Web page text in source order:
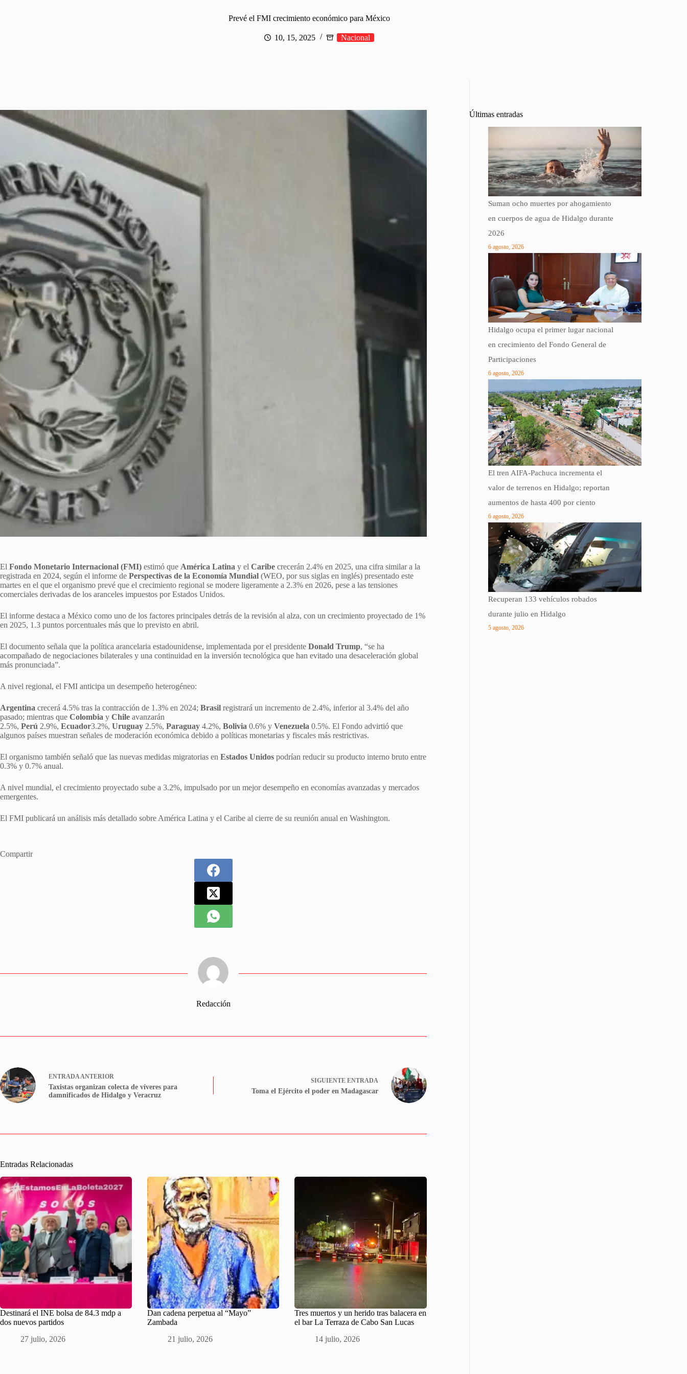
Prevé el FMI crecimiento económico para México
10, 15, 2025 Nacional
El Fondo Monetario Internacional (FMI) estimó que América Latina y el Caribe crecerán 2.4% en 2025, una cifra similar a la
registrada en 2024, según el informe de Perspectivas de la Economía Mundial (WEO, por sus siglas en inglés) presentado este
martes en el que el organismo prevé que el crecimiento regional se modere ligeramente a 2.3% en 2026, pese a las tensiones
comerciales derivadas de los aranceles impuestos por Estados Unidos.
El informe destaca a México como uno de los factores principales detrás de la revisión al alza, con un crecimiento proyectado de 1%
en 2025, 1.3 puntos porcentuales más que lo previsto en abril.
El documento señala que la política arancelaria estadounidense, implementada por el presidente Donald Trump, “se ha
acompañado de negociaciones bilaterales y una continuidad en la inversión tecnológica que han evitado una desaceleración global
más pronunciada”.
A nivel regional, el FMI anticipa un desempeño heterogéneo:
Argentina crecerá 4.5% tras la contracción de 1.3% en 2024; Brasil registrará un incremento de 2.4%, inferior al 3.4% del año
pasado; mientras que Colombia y Chile avanzarán
2.5%, Perú 2.9%, Ecuador3.2%, Uruguay 2.5%, Paraguay 4.2%, Bolivia 0.6% y Venezuela 0.5%. El Fondo advirtió que
algunos países muestran señales de moderación económica debido a políticas monetarias y fiscales más restrictivas.
El organismo también señaló que las nuevas medidas migratorias en Estados Unidos podrían reducir su producto interno bruto entre
0.3% y 0.7% anual.
A nivel mundial, el crecimiento proyectado sube a 3.2%, impulsado por un mejor desempeño en economías avanzadas y mercados
emergentes.
El FMI publicará un análisis más detallado sobre América Latina y el Caribe al cierre de su reunión anual en Washington.
Compartir
Redacción
ENTRADAANTERIOR
Taxistas organizan colecta de víveres para
damnificados de Hidalgo y Veracruz
SIGUIENTE ENTRADA
Toma el Ejército el poder en Madagascar
Entradas Relacionadas
Destinará el INE bolsa de 84.3 mdp a
dos nuevos partidos
27 julio, 2026
Dan cadena perpetua al “Mayo”
Zambada
21 julio, 2026
Tres muertos y un herido tras balacera en
el bar La Terraza de Cabo San Lucas
14 julio, 2026
Últimas entradas
Suman ocho muertes por ahogamiento
en cuerpos de agua de Hidalgo durante
2026
6 agosto, 2026
Hidalgo ocupa el primer lugar nacional
en crecimiento del Fondo General de
Participaciones
6 agosto, 2026
El tren AIFA-Pachuca incrementa el
valor de terrenos en Hidalgo; reportan
aumentos de hasta 400 por ciento
6 agosto, 2026
Recuperan 133 vehículos robados
durante julio en Hidalgo
5 agosto, 2026